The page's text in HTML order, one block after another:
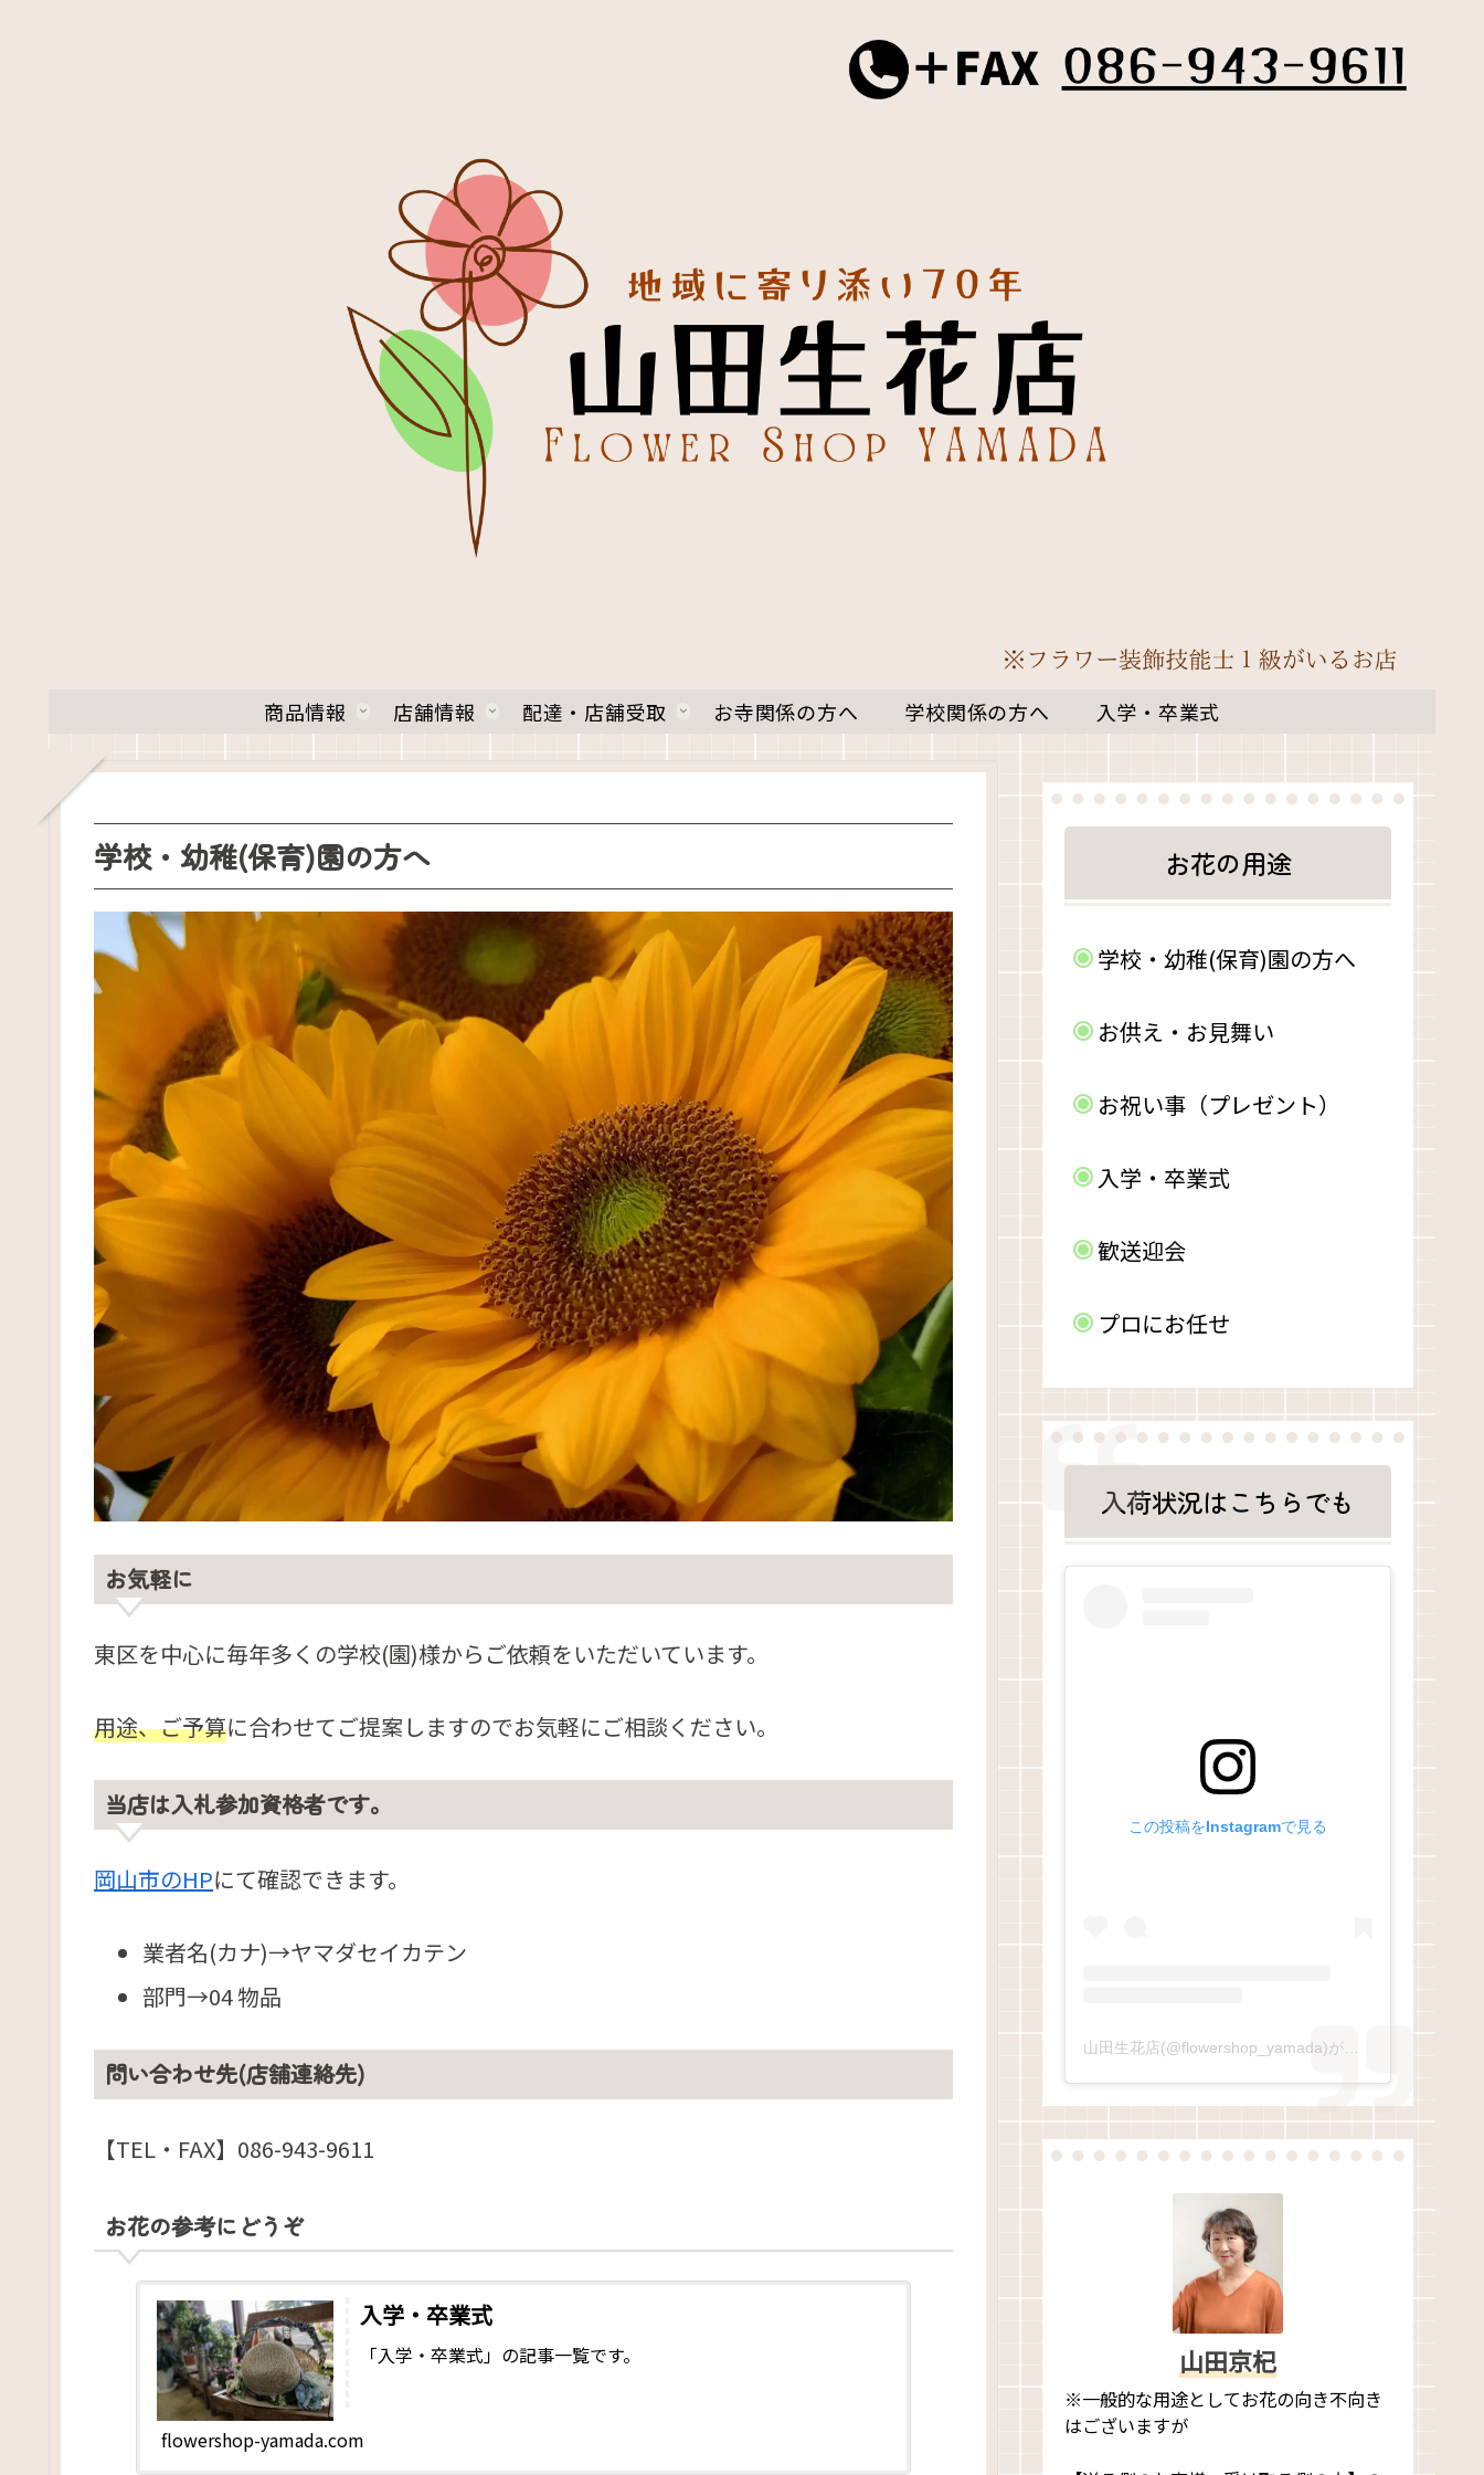
商品情報 店舗情報 配達・店舗受取 お寺関係の方へ 学校関係の方へ 入学・卒業式
学校・幼稚(保育)園の方へ
お気軽に
東区を中心に毎年多くの学校(園)様からご依頼をいただいています。
用途、ご予算に合わせてご提案しますのでお気軽にご相談ください。
当店は入札参加資格者です。
岡山市のHPにて確認できます。
業者名(カナ)→ヤマダセイカテン
部門→04 物品
問い合わせ先(店舗連絡先)
【TEL・FAX】086-943-9611
お花の参考にどうぞ
入学・卒業式
「入学・卒業式」の記事一覧です。
flowershop-yamada.com
お花の用途
学校・幼稚(保育)園の方へ
お供え・お見舞い
お祝い事（プレゼント）
入学・卒業式
歓送迎会
プロにお任せ
入荷状況はこちらでも
この投稿をInstagramで見る
山田京杞
※一般的な用途としてお花の向き不向き
はございますが